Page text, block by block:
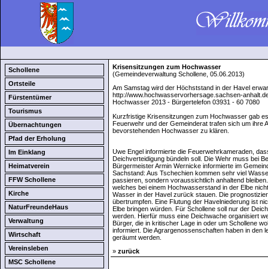
Schollene
Ortsteile
Fürstentümer
Tourismus
Übernachtungen
Pfad der Erholung
Im Einklang
Heimatverein
FFW Schollene
Kirche
NaturFreundeHaus
Verwaltung
Wirtschaft
Vereinsleben
MSC Schollene
Krisensitzungen zum Hochwasser
(Gemeindeverwaltung Schollene, 05.06.2013)
Am Samstag wird der Höchststand in der Havel
http://www.hochwasservorhersage.sachsen-
Hochwasser 2013 - Bürgertelefon 03931 - 60 7080
Kurzfristige Krisensitzungen zum Hochwasser gab
Feuerwehr und der Gemeinderat trafen sich um ihre
bevorstehenden Hochwasser zu klären.
Uwe Engel informierte die Feuerwehrkameraden,
Deichverteidigung bündeln soll. Die Wehr muss bei
Bürgermeister Armin Wernicke informierte im
Sachstand: Aus Tschechien kommen sehr viel
passieren, sondern voraussichtlich anhaltend
welches bei einem Hochwasserstand in der Elbe
Wasser in der Havel zurück stauen. Die
übertrumpfen. Eine Flutung der Havelniederung ist
Elbe bringen würden. Für Schollene soll nur der
werden. Hierfür muss eine Deichwache organisiert
Bürger, die in kritischer Lage in oder um Schollene
informiert. Die Agrargenossenschaften haben in den
geräumt werden.
» zurück